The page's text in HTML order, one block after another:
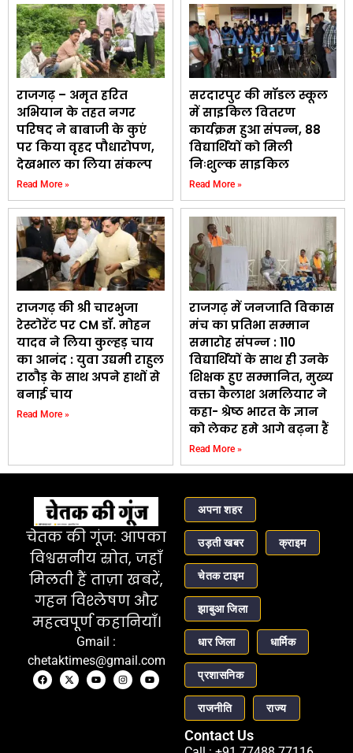
राजगढ़ – अमृत हरित
अभियान के तहत नगर
परिषद ने बाबाजी के कुएं
पर किया वृहद पौधारोपण,
देखभाल का लिया संकल्प
Read More »
सरदारपुर की मॉडल स्कूल
में साइकिल वितरण
कार्यक्रम हुआ संपन्न, 88
विद्यार्थियों को मिली
निःशुल्क साइकिल
Read More »
राजगढ़ की श्री चारभुजा
रेस्टोरेंट पर CM डॉ. मोहन
यादव ने लिया कुल्हड़ चाय
का आनंद : युवा उद्यमी राहुल
राठौड़ के साथ अपने हाथों से
बनाई चाय
Read More »
राजगढ़ में जनजाति विकास
मंच का प्रतिभा सम्मान
समारोह संपन्न : 110
विद्यार्थियों के साथ ही उनके
शिक्षक हुए सम्मानित, मुख्य
वक्ता कैलाश अमलियार ने
कहा- श्रेष्ठ भारत के ज्ञान
को लेकर हमे आगे बढ़ना हैं
Read More »
चेतक की गूंज: आपका
विश्वसनीय स्रोत, जहाँ
मिलती हैं ताज़ा खबरें,
गहन विश्लेषण और
महत्वपूर्ण कहानियाँ।
Gmail :
chetaktimes@gmail.com
अपना शहर
उड़ती खबर क्राइम
चेतक टाइम
झाबुआ जिला
धार जिला धार्मिक
प्रशासनिक
राजनीति राज्य
Contact Us